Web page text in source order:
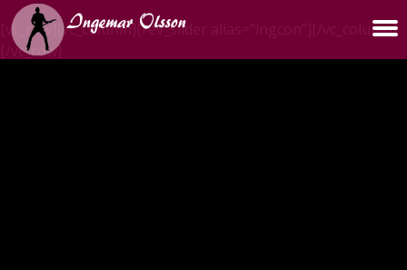
[vc_row][vc_column][rev_slider alias=”ingcon”][/vc_column]
[/vc_row]